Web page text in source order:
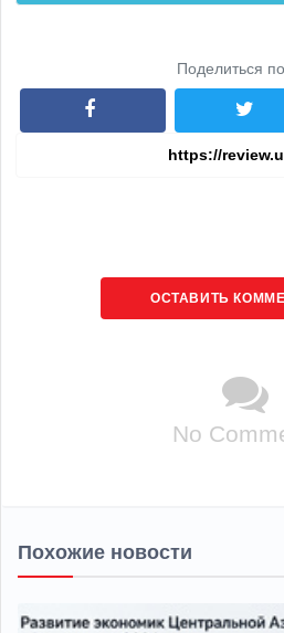
Поделиться
ОСТАВИТЬ
No
Похожие новости